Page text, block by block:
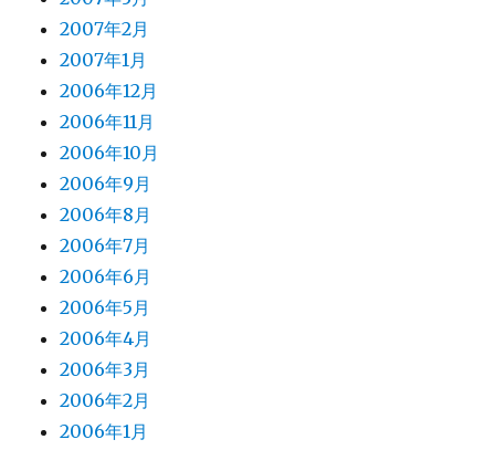
2007年2月
2007年1月
2006年12月
2006年11月
2006年10月
2006年9月
2006年8月
2006年7月
2006年6月
2006年5月
2006年4月
2006年3月
2006年2月
2006年1月